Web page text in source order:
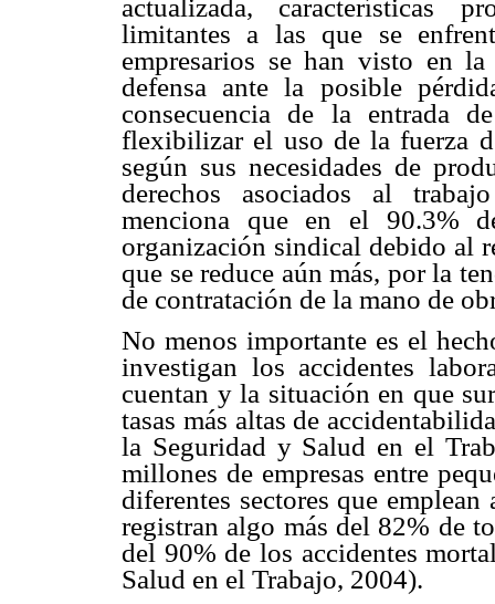
actualizada, características
limitantes a las que se
empresarios se han visto en
defensa ante la posible
consecuencia de la entrada
flexibilizar el uso de la fuerza
según sus necesidades de
derechos asociados al
menciona que en el 90.3%
organización sindical debido al
que se reduce aún más, por la
de contratación de la mano de
No menos importante es el
investigan los accidentes
cuentan y la situación en que
tasas más altas de
la Seguridad y Salud en el
millones de empresas entre
diferentes sectores que
registran algo más del 82% de
del 90% de los accidentes
Salud en el Trabajo, 2004).